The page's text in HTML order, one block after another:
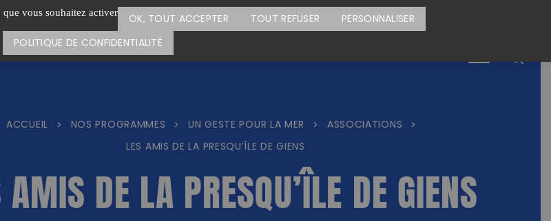
vous souhaitez activer OK, TOUT ACCEPTER TOUT REFUSER
PERSONNALISER
POLITIQUE DE CONFIDENTIALITÉ
CARTE DES ACTIONS
ACCUEIL > NOS PROGRAMMES > UN GESTE POUR LA MER > ASSOCIATIONS
>
LES AMIS DE LA PRESQU’ÎLE DE GIENS
DE LA PRESQU’ÎLE DE GIENS